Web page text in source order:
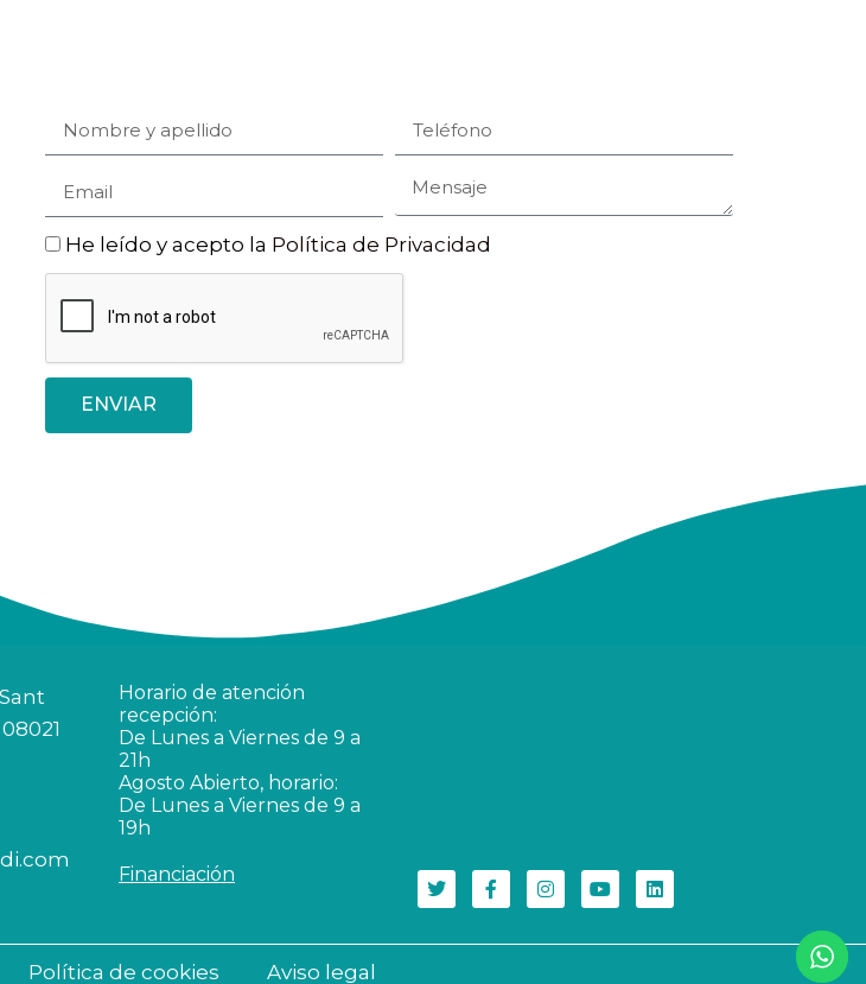
He leído y acepto la Política de Privacidad
ENVIAR
Horario de atención
recepción:
De Lunes a Viernes de 9 a
21h
Agosto Abierto, horario:
De Lunes a Viernes de 9 a
19h
Financiación
Política de cookies Aviso legal